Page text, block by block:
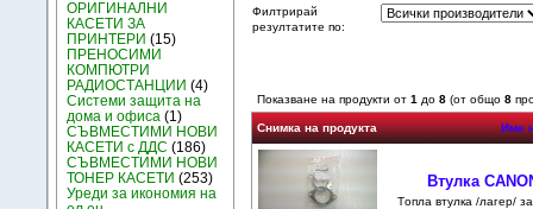
ОРИГИНАЛНИ
КАСЕТИ ЗА
ПРИНТЕРИ (15)
ПРЕНОСИМИ
КОМПЮТРИ
РАДИОСТАНЦИИ (4)
Системи защита на
дома и офиса (1)
СЪВМЕСТИМИ НОВИ
КАСЕТИ с ДДС (186)
СЪВМЕСТИМИ НОВИ
ТОНЕР КАСЕТИ (253)
Уреди за икономия на
Филтрирай
резултатите по:
Показване на продукти от 1 до 8(от общо 8
Снимка на продукта Име
Втулка
Tопла втулка /лагер/